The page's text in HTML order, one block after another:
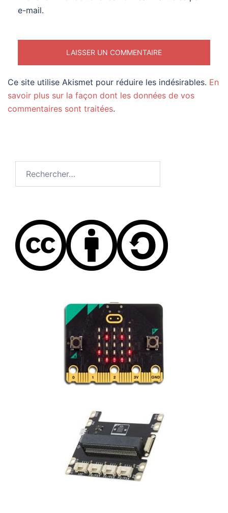
e-mail.
Ce site utilise Akismet pour réduire les indésirables. En
savoir plus sur la façon dont les données de vos
commentaires sont traitées.